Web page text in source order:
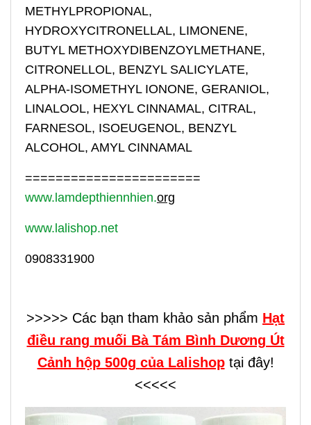
METHYLPROPIONAL,
HYDROXYCITRONELLAL, LIMONENE,
BUTYL METHOXYDIBENZOYLMETHANE,
CITRONELLOL, BENZYL SALICYLATE,
ALPHA-ISOMETHYL IONONE, GERANIOL,
LINALOOL, HEXYL CINNAMAL, CITRAL,
FARNESOL, ISOEUGENOL, BENZYL
ALCOHOL, AMYL CINNAMAL
=======================
www.lamdepthiennhien.org
www.lalishop.net
0908331900
>>>>> Các bạn tham khảo sản phẩm Hạt
điều rang muối Bà Tám Bình Dương Út
Cảnh hộp 500g của Lalishoptại đây!
<<<<<